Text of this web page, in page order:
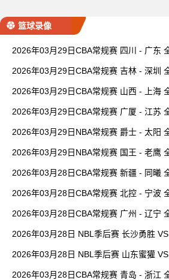
篮球录像
2026年03月29日CBA常规赛 四川 - 广东
2026年03月29日CBA常规赛 吉林 - 深圳
2026年03月29日CBA常规赛 山西 - 上海
2026年03月29日CBA常规赛 广厦 - 江苏
2026年03月29日NBA常规赛 爵士 - 太阳
2026年03月29日NBA常规赛 国王 - 老鹰
2026年03月28日CBA常规赛 新疆 - 同曦
2026年03月28日CBA常规赛 北控 - 宁波
2026年03月28日CBA常规赛 广州 - 辽宁
2026年03月28日 NBL季后赛 长沙勇胜
2026年03月28日 NBL季后赛 山东蜜獾
2026年03月28日CBA常规赛 青岛 - 浙江